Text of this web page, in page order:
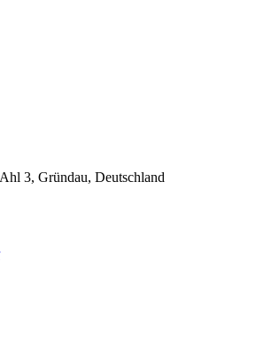
3, Gründau, Deutschland